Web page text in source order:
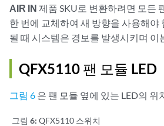
AIR IN 제품 SKU로 변환하려면 모든
한 번에 교체하여 새 방향을 사용해야
될 때 시스템은 경보를 발생시키며 이
QFX5110 팬 모듈 LED
그림 6 은 팬 모듈 옆에 있는 LED의 위
그림 6: QFX5110 스위치